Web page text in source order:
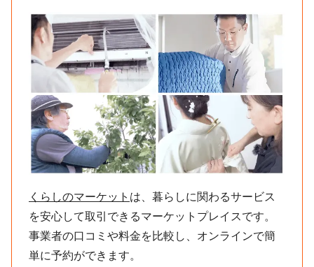
くらしのマーケット は、暮らしに関わるサービス
を安心して取引できるマーケットプレイスです。
事業者の口コミや料金を比較し、オンラインで簡
単に予約ができます。